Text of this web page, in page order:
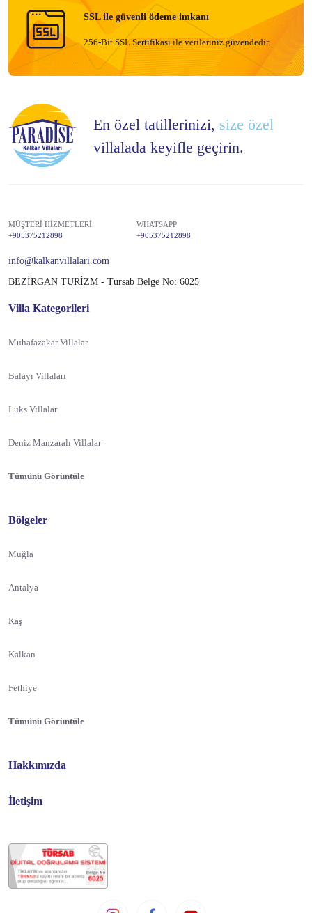
SSL ile güvenli ödeme imkanı
256-Bit SSL Sertifikası ile verileriniz güvendedir.
En özel tatillerinizi, size özel
villalada keyifle geçirin.
MÜŞTERİ HİZMETLERİ
+905375212898
WHATSAPP
+905375212898
info@kalkanvillalari.com
BEZİRGAN TURİZM - Tursab Belge No: 6025
Villa Kategorileri
Muhafazakar Villalar
Balayı Villaları
Lüks Villalar
Deniz Manzaralı Villalar
Tümünü Görüntüle
Bölgeler
Muğla
Antalya
Kaş
Kalkan
Fethiye
Tümünü Görüntüle
Hakkımızda
İletişim